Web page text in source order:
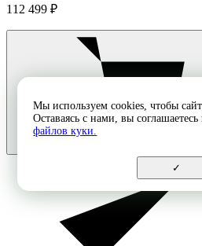
112 499 ₽
Мы используем cookies, чтобы
Оставаясь с нами, вы
файлов куки.
✓